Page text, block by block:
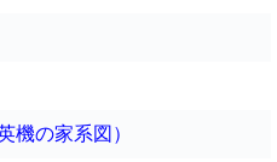
機の家系図）